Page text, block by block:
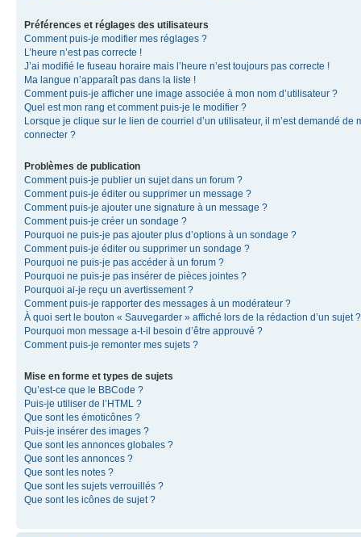
Préférences et réglages des utilisateurs
Comment puis-je modifier mes réglages ?
L’heure n’est pas correcte !
J’ai modifié le fuseau horaire mais l’heure n’est toujours pas correcte !
Ma langue n’apparaît pas dans la liste !
Comment puis-je afficher une image associée à mon nom d’utilisateur ?
Quel est mon rang et comment puis-je le modifier ?
Lorsque je clique sur le lien de courriel d’un utilisateur, il m’est demandé de
connecter ?
Problèmes de publication
Comment puis-je publier un sujet dans un forum ?
Comment puis-je éditer ou supprimer un message ?
Comment puis-je ajouter une signature à un message ?
Comment puis-je créer un sondage ?
Pourquoi ne puis-je pas ajouter plus d’options à un sondage ?
Comment puis-je éditer ou supprimer un sondage ?
Pourquoi ne puis-je pas accéder à un forum ?
Pourquoi ne puis-je pas insérer de pièces jointes ?
Pourquoi ai-je reçu un avertissement ?
Comment puis-je rapporter des messages à un modérateur ?
À quoi sert le bouton « Sauvegarder » affiché lors de la rédaction d’un sujet ?
Pourquoi mon message a-t-il besoin d’être approuvé ?
Comment puis-je remonter mes sujets ?
Mise en forme et types de sujets
Qu’est-ce que le BBCode ?
Puis-je utiliser de l’HTML ?
Que sont les émoticônes ?
Puis-je insérer des images ?
Que sont les annonces globales ?
Que sont les annonces ?
Que sont les notes ?
Que sont les sujets verrouillés ?
Que sont les icônes de sujet ?